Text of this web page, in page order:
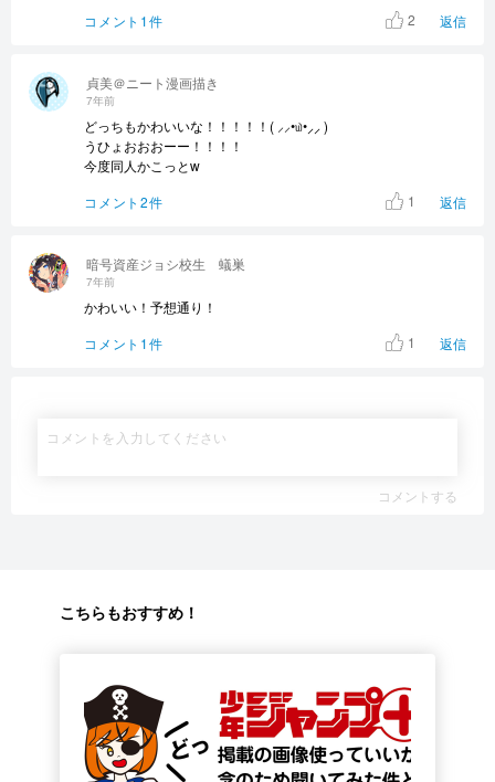
暗号資産ジョシ校生 蟻巣
7年前
かわいい！予想通り！
コメント1件
1 返信
貞美＠ニート漫画描き
7年前
どっちもかわいいな！！！！！( ⸝⸝•௰•⸝⸝ )
うひょおおおーー！！！！
今度同人かこっとw
コメント2件
1 返信
コメント1件
2 返信
コメントする
こちらもおすすめ！